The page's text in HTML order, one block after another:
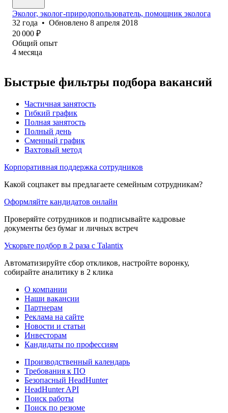
Эколог, эколог-природопользователь, помощник эколога
32 года • Обновлено 8 апреля 2018
20 000 ₽
Общий опыт
4 месяца
Быстрые фильтры подбора вакансий
Частичная занятость
Гибкий график
Полная занятость
Полный день
Сменный график
Вахтовый метод
Корпоративная поддержка сотрудников
Какой соцпакет вы предлагаете семейным сотрудникам?
Оформляйте кандидатов онлайн
Проверяйте сотрудников и подписывайте кадровые
документы без бумаг и личных встреч
Ускорьте подбор в 2 раза с Talantix
Автоматизируйте сбор откликов, настройте воронку,
собирайте аналитику в 2 клика
О компании
Наши вакансии
Партнерам
Реклама на сайте
Новости и статьи
Инвесторам
Кандидаты по профессиям
Производственный календарь
Требования к ПО
Безопасный HeadHunter
HeadHunter API
Поиск работы
Поиск по резюме